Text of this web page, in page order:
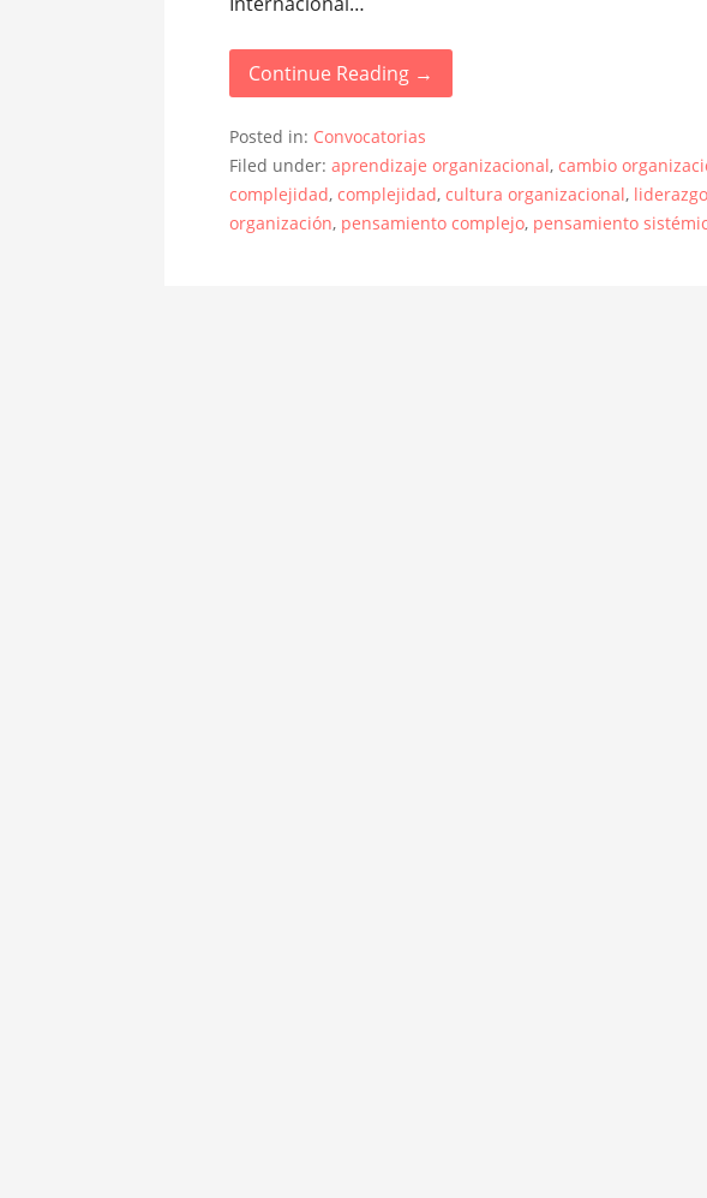
Continue Reading →
Posted in: Convocatorias
Filed under:aprendizaje organizacional,cambio
complejidad,complejidad,cultura organizacional,
organización, pensamiento complejo, pensamiento